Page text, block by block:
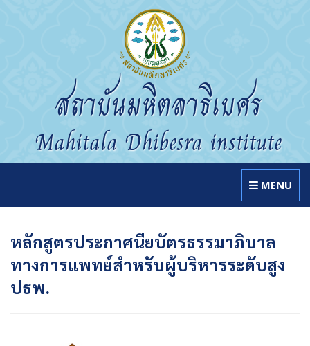
สถาบันมหิตลาธิเบศร
Mahitala Dhibesra institute
MENU
หลักสูตรประกาศนียบัตรธรรมาภิบาล
ทางการแพทย์สำหรับผู้บริหารระดับสูง
ปธพ.